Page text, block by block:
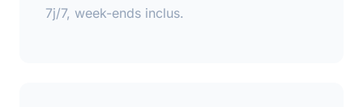
7j/7, week-ends inclus.